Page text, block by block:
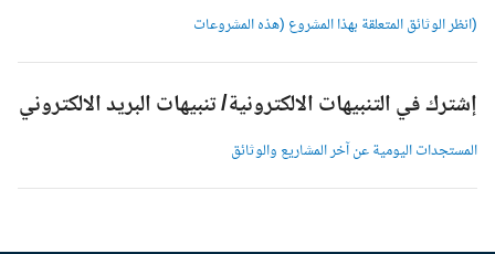
(انظر الوثائق المتعلقة بهذا المشروع (هذه المشروعات
إشترك في التنبيهات الالكترونية/ تنبيهات البريد الالكتروني
المستجدات اليومية عن آخر المشاريع والوثائق